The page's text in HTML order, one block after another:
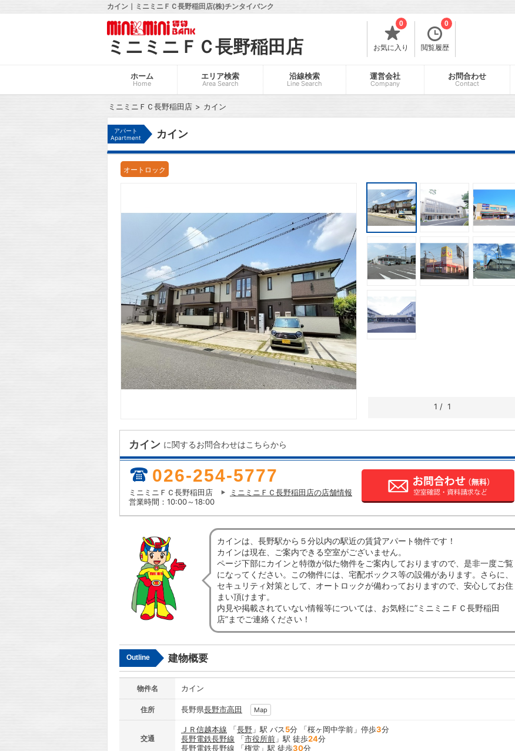
カイン｜ミニミニＦＣ長野稲田店(株)チンタイバンク
ミニミニＦＣ長野稲田店 お気に入り
0
閲覧履歴
0
ホーム
Home
エリア検索
Area Search
沿線検索
Line Search
運営会社
Company
お問合わせ
Contact
ミニミニＦＣ長野稲田店 カイン
アパート
Apartment
カイン
オートロック
1 / 1
カイン に関するお問合わせはこちらから
026-254-5777
ミニミニＦＣ長野稲田店
ミニミニＦＣ長野稲田店の店舗情報
営業時間：10:00～18:00
カインは、長野駅から５分以内の駅近の賃貸アパート物件です！
カインは現在、ご案内できる空室がございません。
ページ下部にカインと特徴が似た物件をご案内しておりますので、是非一度ご覧
になってください。この物件には、宅配ボックス等の設備があります。さらに、
セキュリティ対策として、オートロックが備わっておりますので、安心してお住
まい頂けます。
内見や掲載されていない情報等については、お気軽に”ミニミニＦＣ長野稲田
店”までご連絡ください！
Outline 建物概要
物件名 カイン
住所 長野県長野市高田 Map
交通
ＪＲ信越本線 「長野 」駅 バス5分 「桜ヶ岡中学前」停歩3分
長野電鉄長野線 「市役所前 」駅 徒歩24分
長野電鉄長野線 「権堂 」駅 徒歩30分